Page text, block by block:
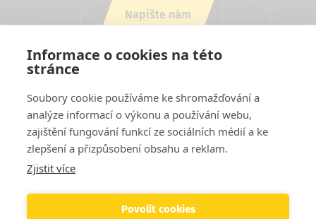
Informace o cookies na této
stránce
Soubory cookie používáme ke shromažďování a
analýze informací o výkonu a používání webu,
zajištění fungování funkcí ze sociálních médií a ke
zlepšení a přizpůsobení obsahu a reklam.
Zjistit více
Povolit cookies
Napište nám
nebo zavolejte +420 543 254 554
Patička
Projekty EUCookiesPodmínky užití stránekKontakty
Helpdesk